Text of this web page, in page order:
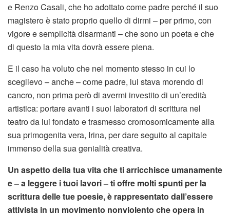
e Renzo Casali, che ho adottato come padre perché il suo
magistero è stato proprio quello di dirmi – per primo, con
vigore e semplicità disarmanti – che sono un poeta e che
di questo la mia vita dovrà essere piena.
E il caso ha voluto che nel momento stesso in cui lo
sceglievo – anche – come padre, lui stava morendo di
cancro, non prima però di avermi investito di un’eredità
artistica: portare avanti i suoi laboratori di scrittura nel
teatro da lui fondato e trasmesso cromosomicamente alla
sua primogenita vera, Irina, per dare seguito al capitale
immenso della sua genialità creativa.
Un aspetto della tua vita che ti arricchisce umanamente
e – a leggere i tuoi lavori – ti offre molti spunti per la
scrittura delle tue poesie, è rappresentato dall’essere
attivista in un movimento nonviolento che opera in